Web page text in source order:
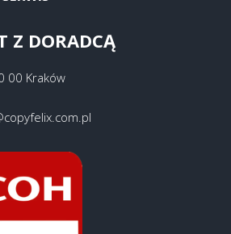
Z DORADCĄ
00 Kraków